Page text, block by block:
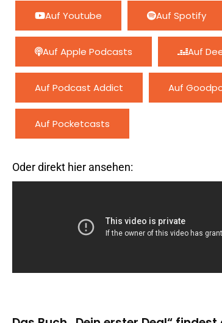
Auf Youtube Auf Spotify
Auf Apple Podcasts Auf
Auf Podcast Addict Auf
Auf Pocketcasts
Oder direkt hier ansehen: